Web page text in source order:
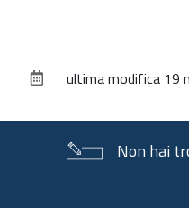
documentoultima modifica 19
Non hai